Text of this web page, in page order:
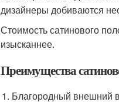
дизайнеры добиваются
Стоимость сатинового
изысканнее.
Преимущества
Благородный внешний